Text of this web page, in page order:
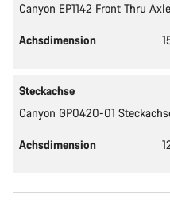
Canyon EP1142 Front Thru Axle
Achsdimension
Steckachse
Canyon GP0420-01
Achsdimension